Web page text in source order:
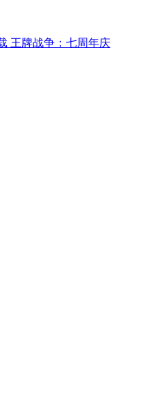
王牌战争：七周年庆